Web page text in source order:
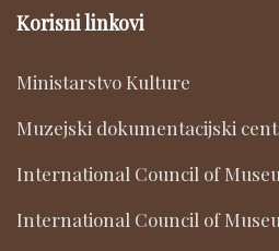
Korisni linkovi
Ministarstvo Kulture
Muzejski dokumentacijski
International Council of
International Council of